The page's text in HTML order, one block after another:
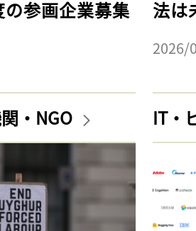
参画企業募集
法は
2026/
・NGO IT・